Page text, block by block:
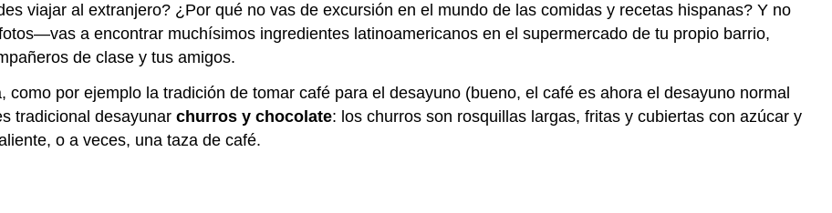
viajar al extranjero? ¿Por qué no vas de excursión en el mundo de las comidas y recetas hispanas? Y no
a encontrar muchísimos ingredientes latinoamericanos en el supermercado de tu propio barrio,
de clase y tus amigos.
por ejemplo la tradición de tomar café para el desayuno (bueno, el café es ahora el desayuno normal
tradicional desayunar churros y chocolate: los churros son rosquillas largas, fritas y cubiertas con azúcar y
o a veces, una taza de café.